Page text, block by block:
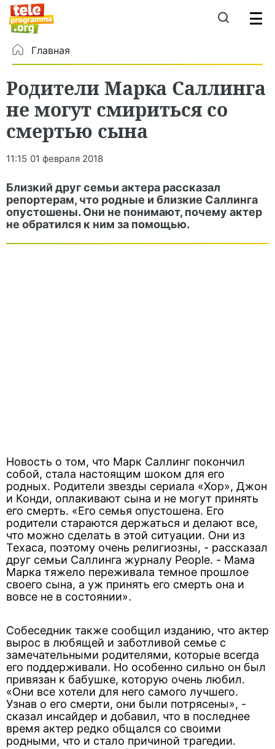
Главная
Родители Марка Саллинга
не могут смириться со
смертью сына
11:15 01 февраля 2018
Близкий друг семьи актера рассказал
репортерам, что родные и близкие Саллинга
опустошены. Они не понимают, почему актер
не обратился к ним за помощью.
Новость о том, что Марк Саллинг покончил
собой, стала настоящим шоком для его
родных. Родители звезды сериала «Хор», Джон
и Конди, оплакивают сына и не могут принять
его смерть. «Его семья опустошена. Его
родители стараются держаться и делают все,
что можно сделать в этой ситуации. Они из
Техаса, поэтому очень религиозны, - рассказал
друг семьи Саллинга журналу People. - Мама
Марка тяжело переживала темное прошлое
своего сына, а уж принять его смерть она и
вовсе не в состоянии».
Собеседник также сообщил изданию, что актер
вырос в любящей и заботливой семье с
замечательными родителями, которые всегда
его поддерживали. Но особенно сильно он был
привязан к бабушке, которую очень любил.
«Они все хотели для него самого лучшего.
Узнав о его смерти, они были потрясены», -
сказал инсайдер и добавил, что в последнее
время актер редко общался со своими
родными, что и стало причиной трагедии.